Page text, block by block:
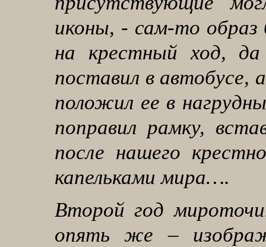
иконы, - сам-то образ
на крестный ход,
поставил в автобусе,
положил ее в
поправил рамку,
после нашего
капельками мира….
Второй год
опять же –